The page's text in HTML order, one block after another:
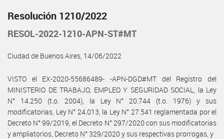
Resolución 1210/2022
RESOL-2022-1210-APN-ST#MT
Ciudad de Buenos Aires, 14/06/2022
VISTO el EX-2020-55686489- -APN-DGD#MT del Registro del
MINISTERIO DE TRABAJO, EMPLEO Y SEGURIDAD SOCIAL, la Ley
N° 14.250 (t.o. 2004), la Ley N° 20.744 (t.o. 1976) y sus
modificatorias, Ley N° 24.013, la Ley N° 27.541 reglamentada por el
Decreto N° 99/2019, el Decreto N° 297/2020 con sus modificatorias
y ampliatorios, Decreto N° 329/2020 y sus respectivas prorrogas, y